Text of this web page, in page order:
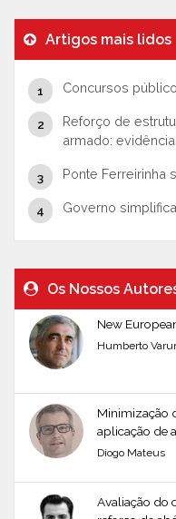
Artigos mais lidos
Concursos
Reforço de
armado:
Ponte Ferreirinha
Governo
Os Nossos
New
Humberto
Minimização
aplicação de
Diogo Mateus
Avaliação do